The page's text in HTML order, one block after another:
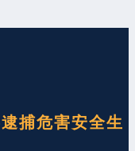
捕危害安全生